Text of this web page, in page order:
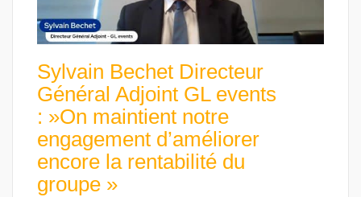
Sylvain Bechet Directeur
Général Adjoint GL events
: »On maintient notre
engagement d’améliorer
encore la rentabilité du
groupe »